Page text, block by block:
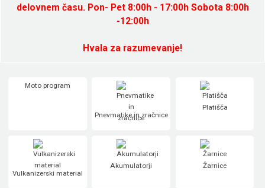
delovnem času. Pon- Pet 8:00h - 17:00h Sobota 8:00h
-12:00h
Hvala za razumevanje!
Moto program
Pnevmatike in zračnice
Platišča
Vulkanizerski material
Akumulatorji Žarnice